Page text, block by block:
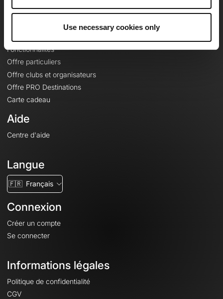
Use necessary cookies only
Fonctionnalités
Offre particuliers
Offre clubs et organisateurs
Offre PRO Destinations
Carte cadeau
Aide
Centre d'aide
Langue
🇫🇷 Français
Connexion
Créer un compte
Se connecter
Informations légales
Politique de confidentialité
CGV